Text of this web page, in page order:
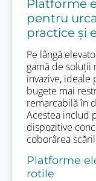
Platforme
pentru
practice și
Pe lângă
gamă de soluții
invazive,
bugete mai
remarcabilă în
Acestea includ
dispozitive
coborârea
Platforme
rotile